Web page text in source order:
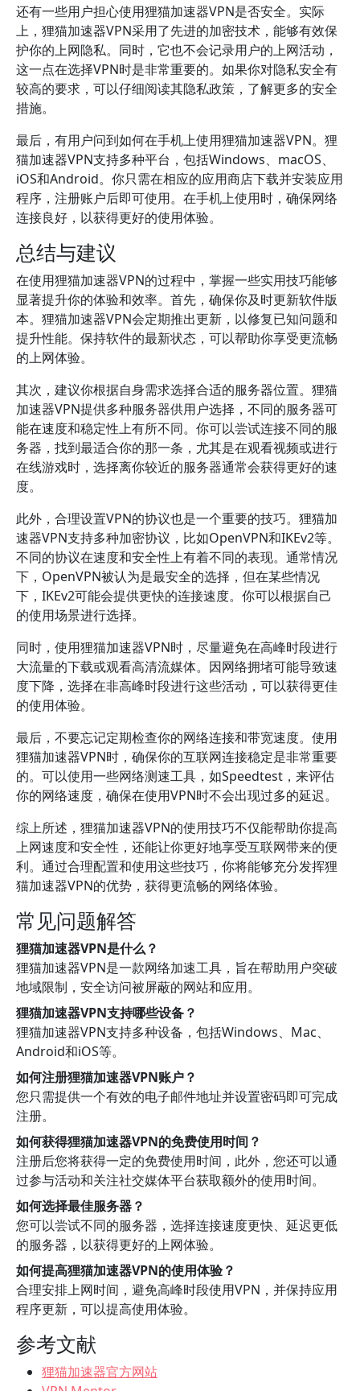
还有一些用户担心使用狸猫加速器VPN是否安全。实际
上，狸猫加速器VPN采用了先进的加密技术，能够有效保
护你的上网隐私。同时，它也不会记录用户的上网活动，
这一点在选择VPN时是非常重要的。如果你对隐私安全有
较高的要求，可以仔细阅读其隐私政策，了解更多的安全
措施。
最后，有用户问到如何在手机上使用狸猫加速器VPN。狸
猫加速器VPN支持多种平台，包括Windows、macOS、
iOS和Android。你只需在相应的应用商店下载并安装应用
程序，注册账户后即可使用。在手机上使用时，确保网络
连接良好，以获得更好的使用体验。
总结与建议
在使用狸猫加速器VPN的过程中，掌握一些实用技巧能够
显著提升你的体验和效率。首先，确保你及时更新软件版
本。狸猫加速器VPN会定期推出更新，以修复已知问题和
提升性能。保持软件的最新状态，可以帮助你享受更流畅
的上网体验。
其次，建议你根据自身需求选择合适的服务器位置。狸猫
加速器VPN提供多种服务器供用户选择，不同的服务器可
能在速度和稳定性上有所不同。你可以尝试连接不同的服
务器，找到最适合你的那一条，尤其是在观看视频或进行
在线游戏时，选择离你较近的服务器通常会获得更好的速
度。
此外，合理设置VPN的协议也是一个重要的技巧。狸猫加
速器VPN支持多种加密协议，比如OpenVPN和IKEv2等。
不同的协议在速度和安全性上有着不同的表现。通常情况
下，OpenVPN被认为是最安全的选择，但在某些情况
下，IKEv2可能会提供更快的连接速度。你可以根据自己
的使用场景进行选择。
同时，使用狸猫加速器VPN时，尽量避免在高峰时段进行
大流量的下载或观看高清流媒体。因网络拥堵可能导致速
度下降，选择在非高峰时段进行这些活动，可以获得更佳
的使用体验。
最后，不要忘记定期检查你的网络连接和带宽速度。使用
狸猫加速器VPN时，确保你的互联网连接稳定是非常重要
的。可以使用一些网络测速工具，如Speedtest，来评估
你的网络速度，确保在使用VPN时不会出现过多的延迟。
综上所述，狸猫加速器VPN的使用技巧不仅能帮助你提高
上网速度和安全性，还能让你更好地享受互联网带来的便
利。通过合理配置和使用这些技巧，你将能够充分发挥狸
猫加速器VPN的优势，获得更流畅的网络体验。
常见问题解答
狸猫加速器VPN是什么？
狸猫加速器VPN是一款网络加速工具，旨在帮助用户突破
地域限制，安全访问被屏蔽的网站和应用。
狸猫加速器VPN支持哪些设备？
狸猫加速器VPN支持多种设备，包括Windows、Mac、
Android和iOS等。
如何注册狸猫加速器VPN账户？
您只需提供一个有效的电子邮件地址并设置密码即可完成
注册。
如何获得狸猫加速器VPN的免费使用时间？
注册后您将获得一定的免费使用时间，此外，您还可以通
过参与活动和关注社交媒体平台获取额外的使用时间。
如何选择最佳服务器？
您可以尝试不同的服务器，选择连接速度更快、延迟更低
的服务器，以获得更好的上网体验。
如何提高狸猫加速器VPN的使用体验？
合理安排上网时间，避免高峰时段使用VPN，并保持应用
程序更新，可以提高使用体验。
参考文献
狸猫加速器官方网站